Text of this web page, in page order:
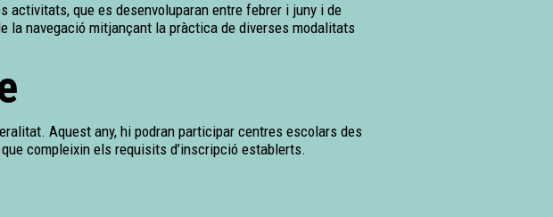
activitats, que es desenvoluparan entre febrer i juny i de
la navegació mitjançant la pràctica de diverses modalitats
Aquest any, hi podran participar centres escolars des
compleixin els requisits d’inscripció establerts.